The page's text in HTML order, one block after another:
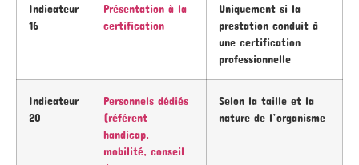
Indicateur
16
Présentation à la
certification
Uniquement si la
prestation conduit à
une certification
professionnelle
Indicateur
20
Personnels dédiés
(référent
handicap,
mobilité, conseil
Selon la taille et la
nature de l’organisme